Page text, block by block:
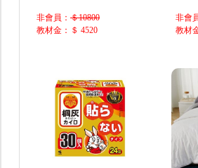
非會員：＄10800
教材金：＄ 4520
非會
教材